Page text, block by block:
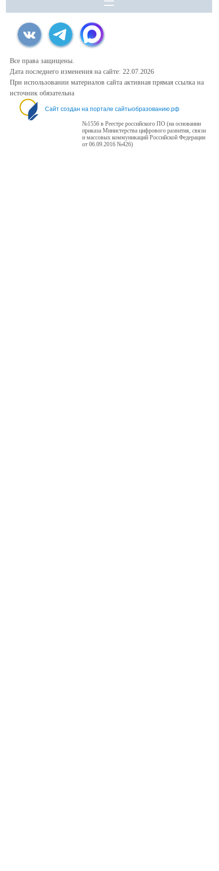
Все права защищены.
Дата последнего изменения на сайте: 22.07.2026
При использовании материалов сайта активная прямая ссылка на
источник обязательна
Сайт создан на портале сайтыобразованию.рф
№1556 в Реестре российского ПО (на основании
приказа Министерства цифрового развития, связи
и массовых коммуникаций Российской Федерации
от 06.09.2016 №426)